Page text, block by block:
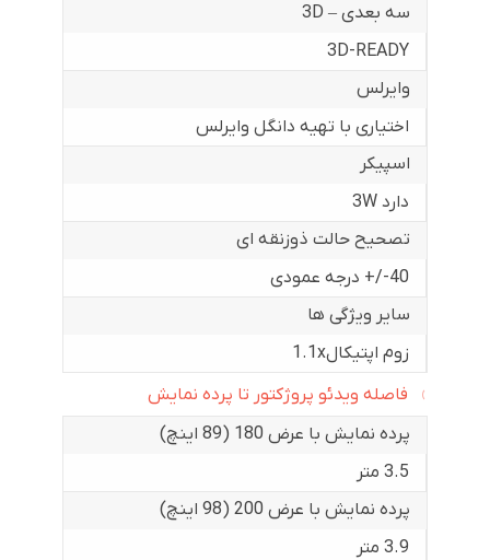
سه بعدی – 3D
3D-READY
وایرلس
اختیاری با تهیه دانگل وایرلس
اسپیکر
دارد 3W
تصحیح حالت ذوزنقه ای
40-/+ درجه عمودی
سایر ویژگی ها
زوم اپتیکال1.1x
فاصله ویدئو پروژکتور تا پرده نمایش
پرده نمایش با عرض 180 (89 اینچ)
3.5 متر
پرده نمایش با عرض 200 (98 اینچ)
3.9 متر